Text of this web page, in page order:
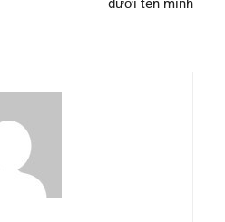
dưới tên mình